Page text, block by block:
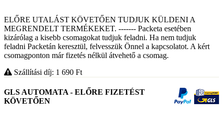
ELŐRE UTALÁST KÖVETŐEN TUDJUK KÜLDENI A
MEGRENDELT TERMÉKEKET. ------- Packeta esetében
kizárólag a kisebb csomagokat tudjuk feladni. Ha nem tudjuk
feladni Packetán keresztül, felvesszük Önnel a kapcsolatot. A kért
csomagponton már fizetés nélkül átvehető a csomag.
Szállítási díj: 1 690 Ft
GLS AUTOMATA - ELŐRE FIZETÉST
KÖVETŐEN